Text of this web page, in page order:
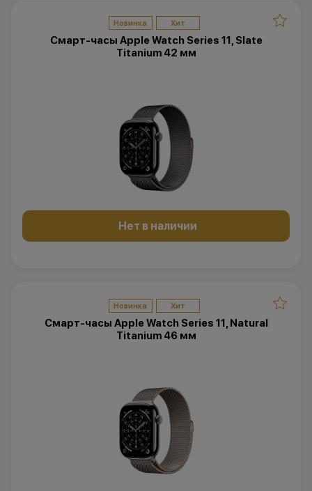
Новинка Хит
Смарт-часы Apple Watch Series 11, Slate
Titanium 42 мм
Нет в наличии
Новинка Хит
Смарт-часы Apple Watch Series 11, Natural
Titanium 46 мм